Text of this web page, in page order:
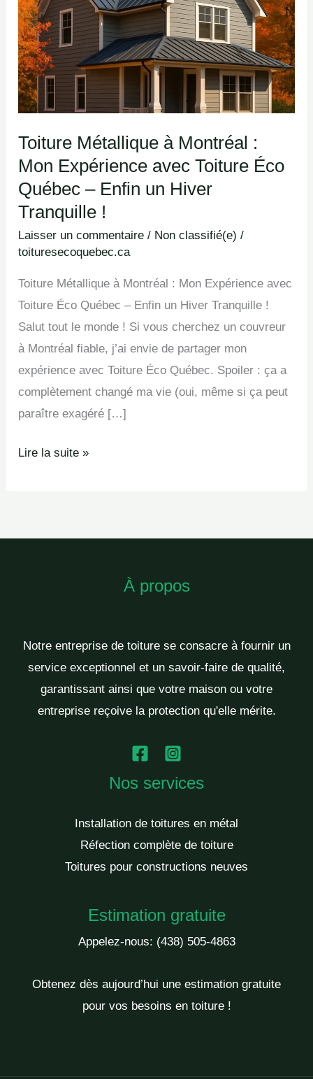
Toiture Métallique à Montréal :
Mon Expérience avec Toiture Éco
Québec – Enfin un Hiver
Tranquille !
Laisser un commentaire / Non classifié(e) /
toituresecoquebec.ca
Toiture Métallique à Montréal : Mon Expérience avec
Toiture Éco Québec – Enfin un Hiver Tranquille !
Salut tout le monde ! Si vous cherchez un couvreur
à Montréal fiable, j’ai envie de partager mon
expérience avec Toiture Éco Québec. Spoiler : ça a
complètement changé ma vie (oui, même si ça peut
paraître exagéré […]
Toiture
Éco
Québec
–
Enfin
Hiver
Tranquille
!
Lire la suite »
À propos
Notre entreprise de toiture se consacre à fournir un
service exceptionnel et un savoir-faire de qualité,
garantissant ainsi que votre maison ou votre
entreprise reçoive la protection qu'elle mérite.
Nos services
Installation de toitures en métal
Réfection complète de toiture
Toitures pour constructions neuves
Estimation gratuite
Appelez-nous: (438) 505-4863
Obtenez dès aujourd’hui une estimation gratuite
pour vos besoins en toiture !